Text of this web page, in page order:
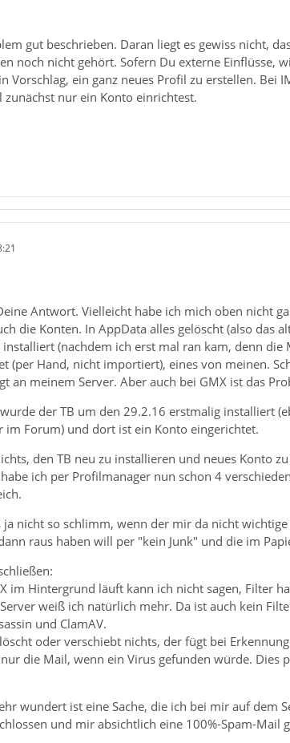
gut beschrieben. Daran liegt es gewiss nicht,
noch nicht gehört. Sofern Du externe Einflüsse,
Vorschlag, ein ganz neues Profil zu erstellen. Bei
zunächst nur ein Konto einrichtest.
Antwort. Vielleicht habe ich mich oben nicht
die Konten. In AppData alles gelöscht (also das
(nachdem ich erst mal ran kam, denn
(per Hand, nicht importiert), eines von meinen.
an meinem Server. Aber auch bei GMX ist das
der TB um den 29.2.16 erstmalig installiert
im Forum) und dort ist ein Konto eingerichtet.
den TB neu zu installieren und neues Konto
ich per Profilmanager nun schon 4
ja nicht so schlimm, wenn der mir da nicht
raus haben will per "kein Junk" und die im
im Hintergrund läuft kann ich nicht sagen, Filter
weiß ich natürlich mehr. Da ist auch kein
und ClamAV.
oder verschiebt nichts, der fügt bei
die Mail, wenn ein Virus gefunden würde.
wundert ist eine Sache, die ich bei mir auf dem
und mir absichtlich eine 100%-Spam-